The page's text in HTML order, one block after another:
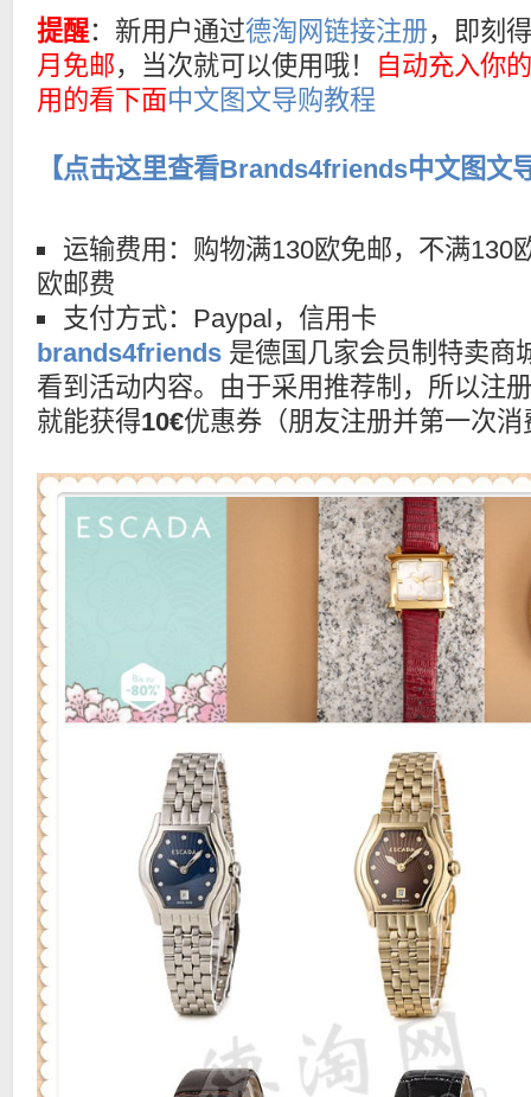
提醒：新用户通过德淘网链接注册，即刻
月免邮，当次就可以使用哦！
自动充入你
用的看下面中文图文导购教程
【点击这里查看Brands4friends中文图文
运输费用：购物满130欧免邮，不满130
欧邮费
支付方式：Paypal，信用卡
brands4friends 是德国几家会员制特卖商
看到活动内容。由于采用推荐制，所以注
就能获得10€优惠券（朋友注册并第一次消